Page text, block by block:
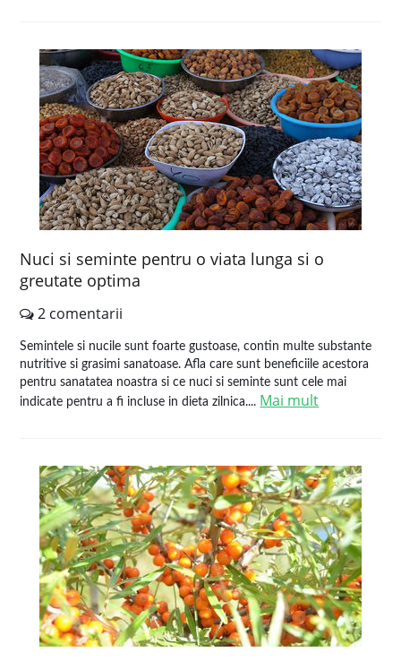
Nuci si seminte pentru o viata lunga si o
greutate optima
2 comentarii
Semintele si nucile sunt foarte gustoase, contin multe substante
nutritive si grasimi sanatoase. Afla care sunt beneficiile acestora
pentru sanatatea noastra si ce nuci si seminte sunt cele mai
indicate pentru a fi incluse in dieta zilnica.... Mai mult